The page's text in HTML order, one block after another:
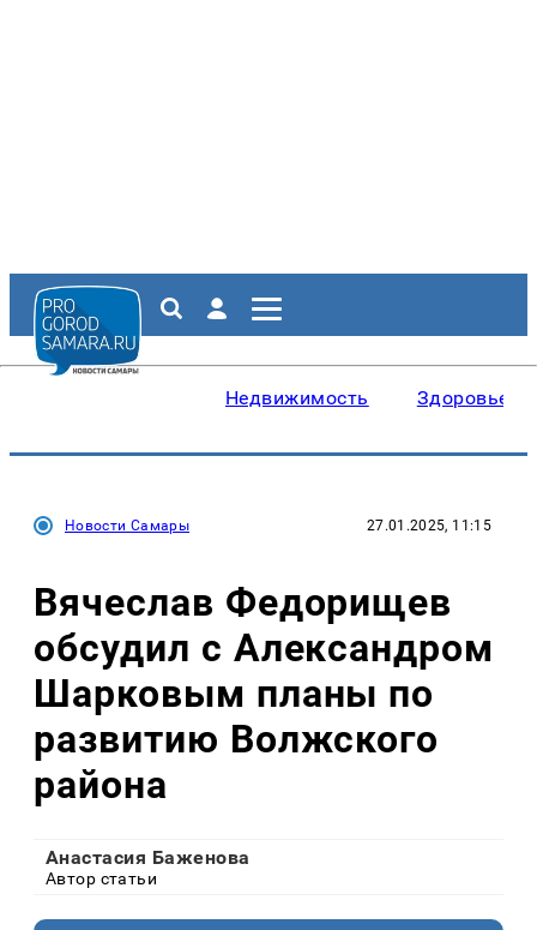
Недвижимость Здоровье
Новости Самары 27.01.2025, 11:15
Вячеслав Федорищев
обсудил с Александром
Шарковым планы по
развитию Волжского
района
Анастасия Баженова
Автор статьи